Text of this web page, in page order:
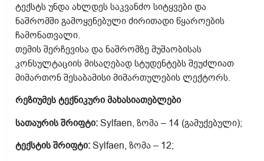
ტექსტს უნდა ახლდეს საკვანძო სიტყვები და
ნაშრომში გამოყენებული ძირითადი წყაროების
ჩამონათვალი.
თემის შერჩევისა და ნაშრომზე მუშაობისას
კონსულტაციის მისაღებად სტუდენტებს შეუძლიათ
მიმართონ შესაბამისი მიმართულების ლექტორს.
რეზიუმეს ტექნიკური მახასიათებლები
სათაურის შრიფტი:Sylfaen, ზომა – 14 (გამუქებული);
ტექსტის შრიფტი:Sylfaen, ზომა – 12;